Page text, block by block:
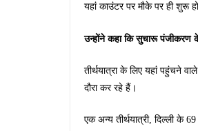
यहां काउंटर पर मौके पर ही शुरू
उन्होंने कहा कि सुचारू पंजीकरण
तीर्थयात्रा के लिए यहां पहुंचने
दौरा कर रहे हैं।
एक अन्य तीर्थयात्री, दिल्ली के